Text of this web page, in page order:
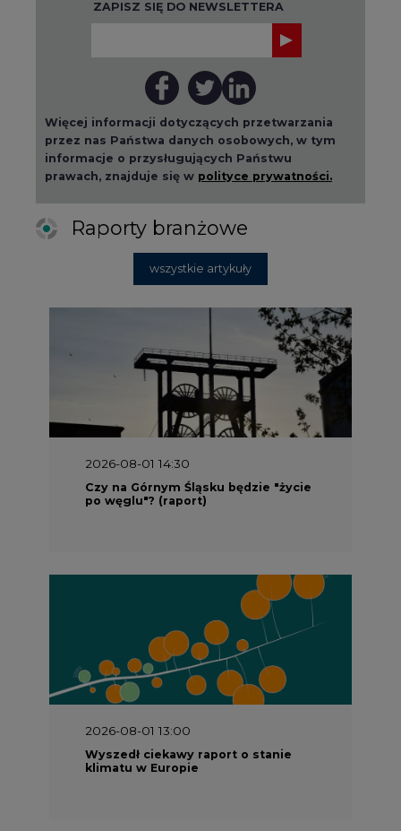
ZAPISZ SIĘ DO NEWSLETTERA
Więcej informacji dotyczących przetwarzania
przez nas Państwa danych osobowych, w tym
informacje o przysługujących Państwu
prawach, znajduje się w polityce prywatności.
Raporty branżowe
wszystkie artykuły
2026-08-01 14:30
Czy na Górnym Śląsku będzie "życie
po węglu"? (raport)
2026-08-01 13:00
Wyszedł ciekawy raport o stanie
klimatu w Europie